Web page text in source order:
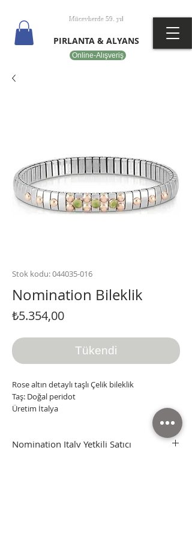
Online-Alışveriş
Mücevherde 59. yıl
PIRLANTA & ALYANS
Stok kodu: 044035-016
Nomination Bileklik
₺5.354,00Fiyat
Tükendi
Rose altın detaylı taşlı Çelik bileklik
Taş: Doğal peridot
Üretim İtalya
Nomination Italy Yetkili Satıcı